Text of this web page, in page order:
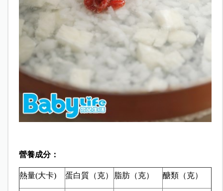
營養成分：
熱量(大卡) 蛋白質（克） 脂肪（克） 醣類（克）